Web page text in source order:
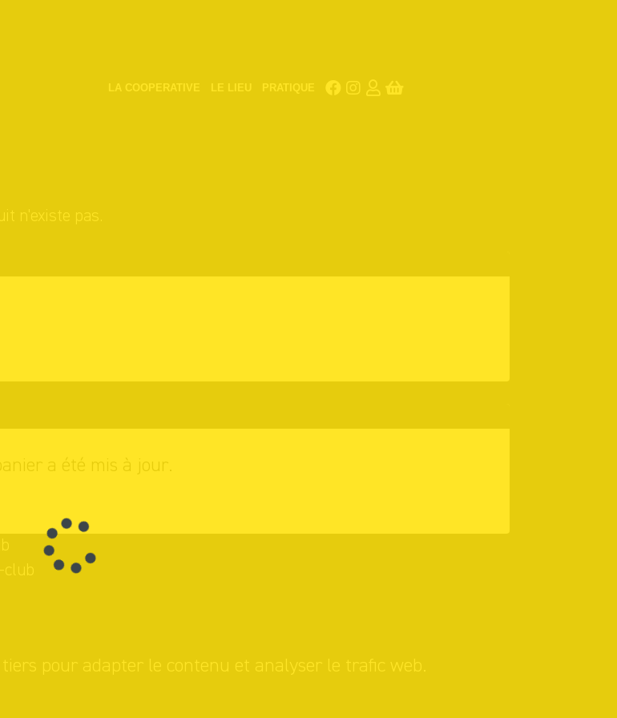
LA COOPERATIVE LE LIEU PRATIQUE
n'existe pas.
a été mis à jour.
club
pour adapter le contenu et analyser le trafic web.